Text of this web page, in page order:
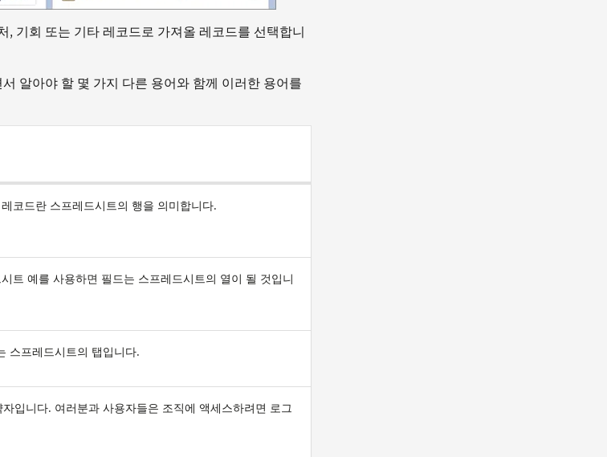
기회 또는 기타 레코드로 가져올 레코드를 선택합니
알아야 할 몇 가지 다른 용어와 함께 이러한 용어를
코드란 스프레드시트의 행을 의미합니다.
트 예를 사용하면 필드는 스프레드시트의 열이 될 것입니
스프레드시트의 탭입니다.
입니다. 여러분과 사용자들은 조직에 액세스하려면 로그